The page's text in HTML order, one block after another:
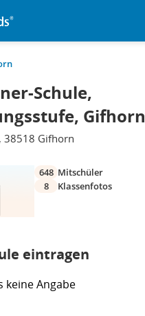
Schule,
Gifhorn
38518 Gifhorn
648 Mitschüler
8
Klassenfotos
eintragen
keine Angabe